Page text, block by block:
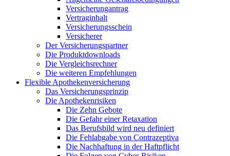
Versicherungantrag
Vertraginhalt
Versicherungsschein
Versicherer
Der Versicherungspartner
Die Produktdownloads
Die Vergleichsrechner
Die weiteren Empfehlungen
Flexible Apothekenversicherung
Das Versicherungsprinzip
Die Apothekenrisiken
Die Zehn Gebote
Die Gefahr einer Retaxation
Das Berufsbild wird neu definiert
Die Fehlabgabe von Contrazeptiva
Die Nachhaftung in der Haftpflicht